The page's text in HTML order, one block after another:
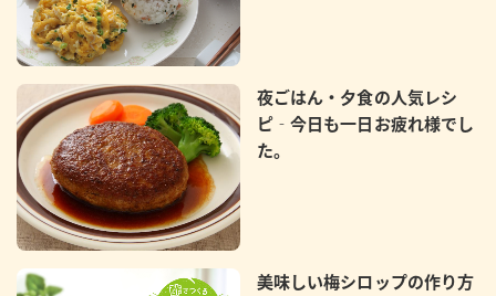
夜ごはん・夕食の人気レシ
ピ‐今日も一日お疲れ様でし
た。
美味しい梅シロップの作り方